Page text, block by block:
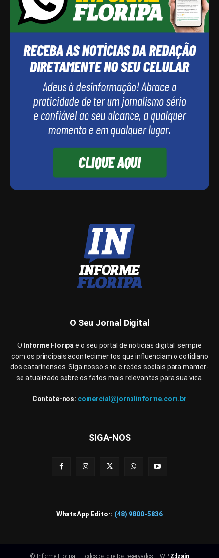
O Seu Jornal Digital
O Informe Floripaé o seu portal de notícias digital, sempre
com os principais acontecimentos que influenciam o cotidiano
dos catarinenses. Siga nosso site e redes sociais para manter-
se atualizado sobre os fatos mais relevantes para sua vida.
Contate-nos: comercial@jornalinforme.com.br
SIGA-NOS
WhatsApp Editor: (48) 9800-5836
© Informe Floripa – Todos os direitos reservados – WP Zdzain